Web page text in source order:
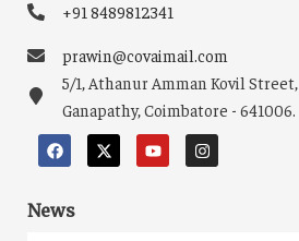
+91 8489812341
prawin@covaimail.com
5/1, Athanur Amman Kovil Street,
Ganapathy, Coimbatore - 641006.
News